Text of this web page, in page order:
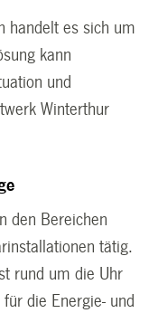
handelt es sich um
kann
und
Winterthur
den Bereichen
tätig.
rund um die Uhr
die Energie- und